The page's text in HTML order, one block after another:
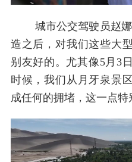
城市公交驾驶员赵
造之后，对我们这些大
别友好的。尤其像5月3
时候，我们从月牙泉景
成任何的拥堵，这一点特